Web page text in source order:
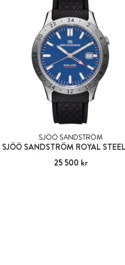
SJÖÖ SANDSTRÖM
Pris:25 500 kr
25 500 kr